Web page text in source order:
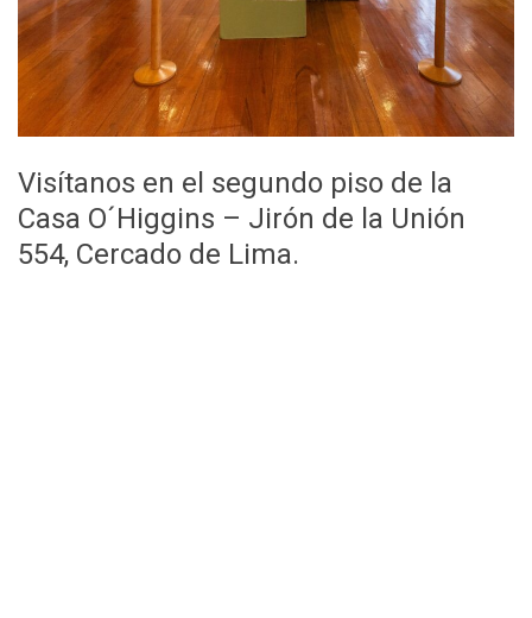
Visítanos en el segundo piso de la
Casa O´Higgins – Jirón de la Unión
554, Cercado de Lima.